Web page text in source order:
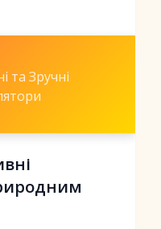
та Зручні